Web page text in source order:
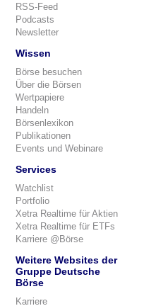
RSS-Feed
Podcasts
Newsletter
Wissen
Börse besuchen
Über die Börsen
Wertpapiere
Handeln
Börsenlexikon
Publikationen
Events und Webinare
Services
Watchlist
Portfolio
Xetra Realtime für Aktien
Xetra Realtime für ETFs
Karriere @Börse
Weitere Websites der
Gruppe Deutsche
Börse
Karriere